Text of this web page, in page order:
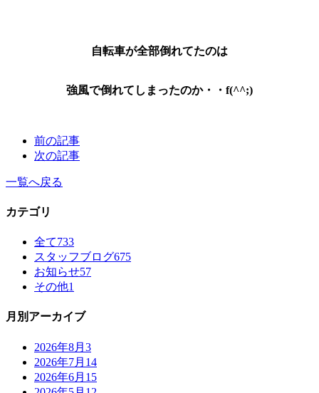
自転車が全部倒れてたのは
強風で倒れてしまったのか・・f(^^;)
前の記事
次の記事
一覧へ戻る
カテゴリ
全て733
スタッフブログ675
お知らせ57
その他1
月別アーカイブ
2026年8月 3
2026年7月 14
2026年6月 15